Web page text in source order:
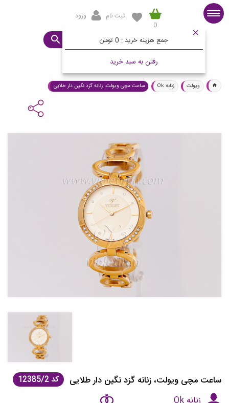
0
جمع هزینه خرید :
رفتن به سبد خرید
ثبت نام ورود
ساعت مورد نظرتان چیست؟
ویولت زنانه Ok ساعت مچی ویولت، زنانه گزد نگین دار طلایی
ساعت مچی ویولت، زنانه گزد نگین دار طلایی کد